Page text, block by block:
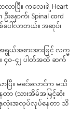
လာပြီ။ ကလေးရဲ့ Heart
နှောက်၊ Spinal cord
ေါ်လာတယ်။ အဆုပ်၊
ရွယ်အစားအားဖြင့် လက္မ
ြီ။ ၄ဝ-၄၂ ပါတ်အထိ ဆက်
ာပြီ။ မခင်လောင်က မသိ
တာ (သားအိမ်အမြင့်ဆုံး
နှလုံးအလုပ်လုပ်နေတာ သိ